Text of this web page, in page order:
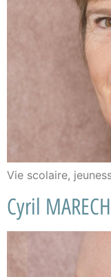
Vie scolaire,
Cyril